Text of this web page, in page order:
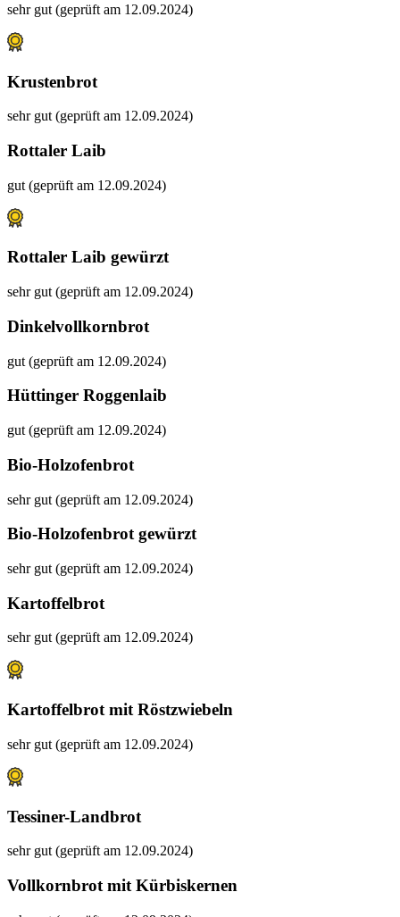
sehr gut (geprüft am 12.09.2024)
Krustenbrot
sehr gut (geprüft am 12.09.2024)
Rottaler Laib
gut (geprüft am 12.09.2024)
Rottaler Laib gewürzt
sehr gut (geprüft am 12.09.2024)
Dinkelvollkornbrot
gut (geprüft am 12.09.2024)
Hüttinger Roggenlaib
gut (geprüft am 12.09.2024)
Bio-Holzofenbrot
sehr gut (geprüft am 12.09.2024)
Bio-Holzofenbrot gewürzt
sehr gut (geprüft am 12.09.2024)
Kartoffelbrot
sehr gut (geprüft am 12.09.2024)
Kartoffelbrot mit Röstzwiebeln
sehr gut (geprüft am 12.09.2024)
Tessiner-Landbrot
sehr gut (geprüft am 12.09.2024)
Vollkornbrot mit Kürbiskernen